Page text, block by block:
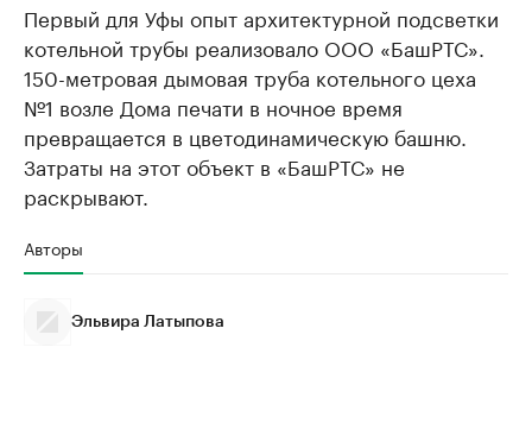
Первый для Уфы опыт архитектурной подсветки
котельной трубы реализовало ООО «БашРТС».
150-метровая дымовая труба котельного цеха
№1 возле Дома печати в ночное время
превращается в цветодинамическую башню.
Затраты на этот объект в «БашРТС» не
раскрывают.
Авторы
Эльвира Латыпова